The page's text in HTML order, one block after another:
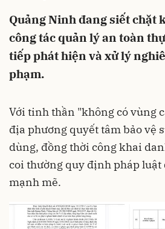
Quảng Ninh đang siết chặt
công tác quản lý an toàn
tiếp phát hiện và xử lý
phạm.
Với tinh thần "không có vùng
địa phương quyết tâm bảo vệ
dùng, đồng thời công khai
coi thường quy định pháp luật
mạnh mẽ.